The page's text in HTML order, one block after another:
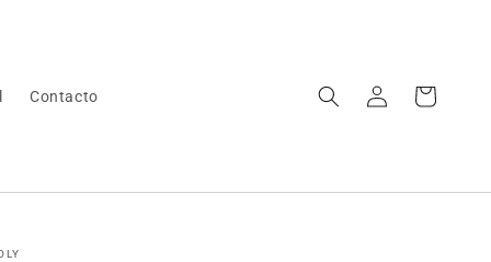
Contacto
sesión
Carrito